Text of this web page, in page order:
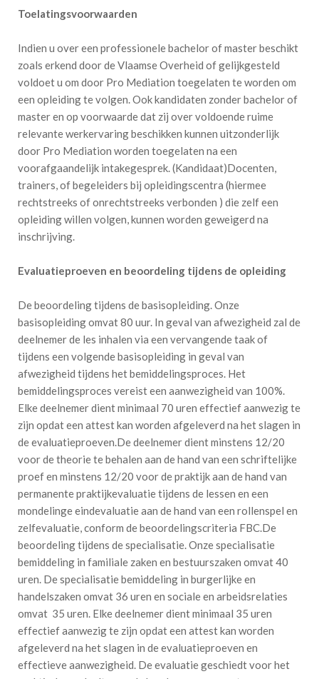
Toelatingsvoorwaarden
Indien u over een professionele bachelor of master beschikt
zoals erkend door de Vlaamse Overheid of gelijkgesteld
voldoet u om door Pro Mediation toegelaten te worden om
een opleiding te volgen. Ook kandidaten zonder bachelor of
master en op voorwaarde dat zij over voldoende ruime
relevante werkervaring beschikken kunnen uitzonderlijk
door Pro Mediation worden toegelaten na een
voorafgaandelijk intakegesprek. (Kandidaat)Docenten,
trainers, of begeleiders bij opleidingscentra (hiermee
rechtstreeks of onrechtstreeks verbonden ) die zelf een
opleiding willen volgen, kunnen worden geweigerd na
inschrijving.
Evaluatieproeven en beoordeling tijdens de opleiding
De beoordeling tijdens de basisopleiding. Onze
basisopleiding omvat 80 uur. In geval van afwezigheid zal de
deelnemer de les inhalen via een vervangende taak of
tijdens een volgende basisopleiding in geval van
afwezigheid tijdens het bemiddelingsproces. Het
bemiddelingsproces vereist een aanwezigheid van 100%.
Elke deelnemer dient minimaal 70 uren effectief aanwezig te
zijn opdat een attest kan worden afgeleverd na het slagen in
de evaluatieproeven.De deelnemer dient minstens 12/20
voor de theorie te behalen aan de hand van een schriftelijke
proef en minstens 12/20 voor de praktijk aan de hand van
permanente praktijkevaluatie tijdens de lessen en een
mondelinge eindevaluatie aan de hand van een rollenspel en
zelfevaluatie, conform de beoordelingscriteria FBC.De
beoordeling tijdens de specialisatie. Onze specialisatie
bemiddeling in familiale zaken en bestuurszaken omvat 40
uren. De specialisatie bemiddeling in burgerlijke en
handelszaken omvat 36 uren en sociale en arbeidsrelaties
omvat 35 uren. Elke deelnemer dient minimaal 35 uren
effectief aanwezig te zijn opdat een attest kan worden
afgeleverd na het slagen in de evaluatieproeven en
effectieve aanwezigheid. De evaluatie geschiedt voor het